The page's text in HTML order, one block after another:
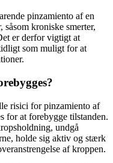
pinzamiento af en
kroniske smerter,
er derfor vigtigt at
som muligt for at
risici for pinzamiento af
for at forebygge tilstanden.
undgå
holde sig aktiv og stærk
af kroppen.